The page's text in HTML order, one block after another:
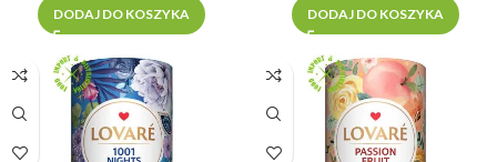
DODAJ DO KOSZYKA DODAJ DO KOSZYKA